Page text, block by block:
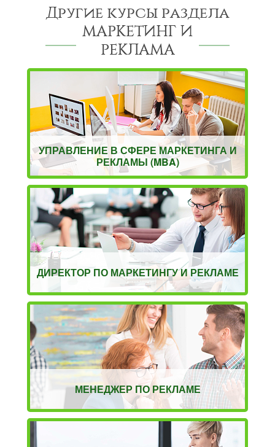
Другие курсы раздела
МАРКЕТИНГ И
РЕКЛАМА
УПРАВЛЕНИЕ В СФЕРЕ МАРКЕТИНГА И
РЕКЛАМЫ (MBA)
ДИРЕКТОР ПО МАРКЕТИНГУ И РЕКЛАМЕ
МЕНЕДЖЕР ПО РЕКЛАМЕ